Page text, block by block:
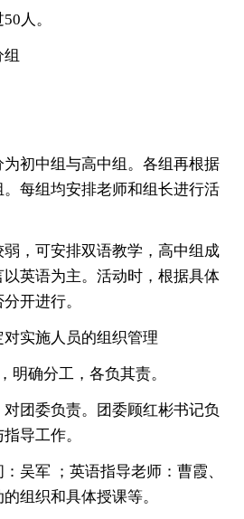
人。
组
初中组与高中组。各组再根据
。每组均安排老师和组长进行活
，可安排双语教学，高中组成
英语为主。活动时，根据具体
开进行。
对实施人员的组织管理
明确分工，各负其责。
团委负责。团委顾红彬书记负
导工作。
吴军 ；英语指导老师：曹霞、
组织和具体授课等。